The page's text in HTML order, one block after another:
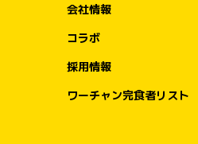
会社情報
コラボ
採用情報
ワーチャン完食者リスト